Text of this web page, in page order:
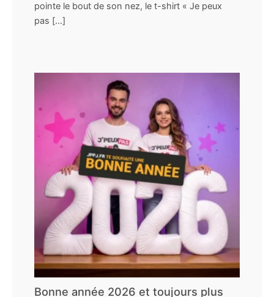
pointe le bout de son nez, le t-shirt « Je peux
pas […]
Bonne année 2026 et toujours plus